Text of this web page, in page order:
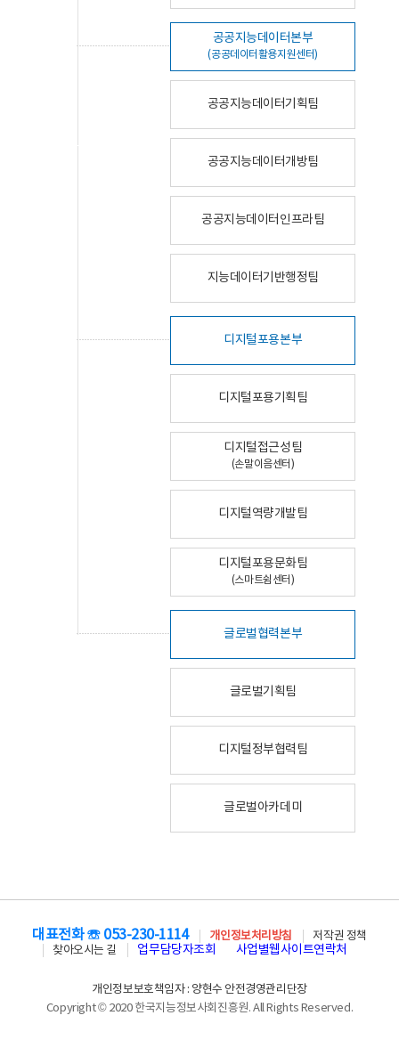
공공지능데이터본부
(공공데이터활용지원센터)
공공지능데이터기획팀
공공지능데이터개방팀
공공지능데이터인프라팀
지능데이터기반행정팀
디지털포용본부
디지털포용기획팀
디지털접근성팀
(손말이음센터)
디지털역량개발팀
디지털포용문화팀
(스마트쉼센터)
글로벌협력본부
글로벌기획팀
디지털정부협력팀
글로벌아카데미
대표전화 ☏ 053-230-1114 개인정보처리방침
저작권 정책
찾아오시는 길
업무담당자조회 사업별웹사이트연락처
개인정보보호책임자 : 양현수 안전경영관리단장
Copyright © 2020 한국지능정보사회진흥원. All Rights Reserved.